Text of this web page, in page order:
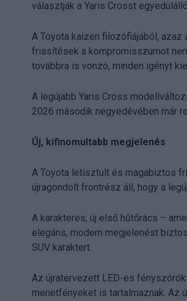
választják a Yaris Crosst
A Toyota kaizen filozófiájából,
frissítések a kompromisszumot
továbbra is vonzó, minden igényt
A legújabb Yaris Cross
2026 második negyedévében már
Új, kifinomultabb megjelenés
A Toyota letisztult és magabiztos
újragondolt frontrész áll, hogy a
A karakteres, új első hűtőrács –
elegáns, modern megjelenést
SUV karaktert.
Az újratervezett LED-es
menetfényeket is tartalmaznak. Az